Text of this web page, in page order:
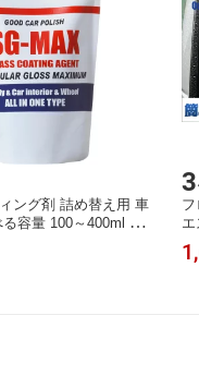
ング剤 詰め替え用 車
容量 100～400ml レ
10%増量 補充 撥水 ツ
プロ仕様 ガラスコーテ
3